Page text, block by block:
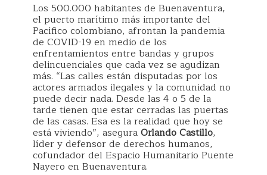
Los 500.000 habitantes de Buenaventura,
el puerto marítimo más importante del
Pacífico colombiano, afrontan la pandemia
de COVID-19 en medio de los
enfrentamientos entre bandas y grupos
delincuenciales que cada vez se agudizan
más. “Las calles están disputadas por los
actores armados ilegales y la comunidad no
puede decir nada. Desde las 4 o 5 de la
tarde tienen que estar cerradas las puertas
de las casas. Esa es la realidad que hoy se
está viviendo”, aseguraOrlando Castillo,
líder y defensor de derechos humanos,
cofundador del Espacio Humanitario Puente
Nayero en Buenaventura.